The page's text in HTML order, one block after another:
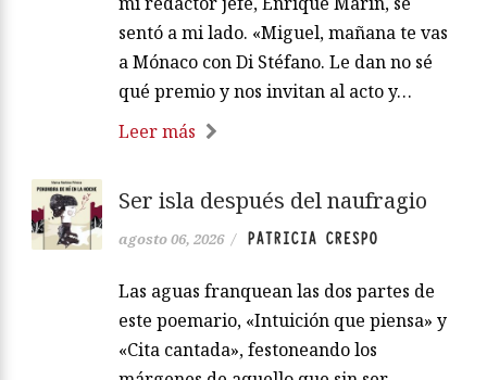
sentó a mi lado. «Miguel, mañana te vas
a Mónaco con Di Stéfano. Le dan no sé
qué premio y nos invitan al acto y…
Leer más
Ser isla después del naufragio
agosto 06, 2026 / PATRICIA CRESPO
Las aguas franquean las dos partes de
este poemario, «Intuición que piensa» y
«Cita cantada», festoneando los